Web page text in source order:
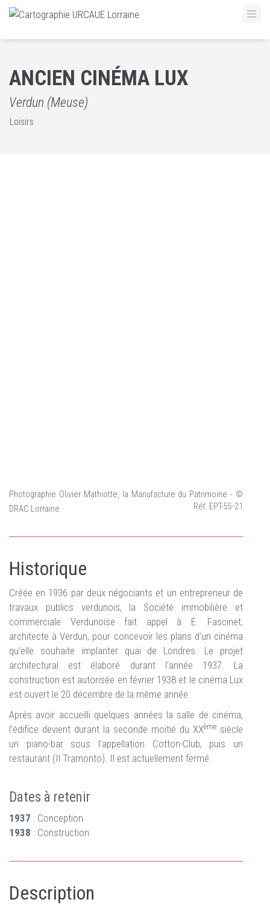
ANCIEN CINÉMA LUX
Verdun (Meuse)
Loisirs
Photographie Olivier Mathiotte, la Manufacture du Patrimoine - ©
DRAC Lorraine
Réf. EPT-55-21
Historique
Créée en 1936 par deux négociants et un entrepreneur de
travaux publics verdunois, la Société immobilière et
commerciale Verdunoise fait appel à E. Fascinet,
architecte à Verdun, pour concevoir les plans d’un cinéma
qu’elle souhaite implanter quai de Londres. Le projet
architectural est élaboré durant l’année 1937. La
construction est autorisée en février 1938 et le cinéma Lux
est ouvert le 20 décembre de la même année.
Après avoir accueilli quelques années la salle de cinéma,
l’édifice devient durant la seconde moitié du XXème siècle
un piano-bar sous l’appellation Cotton-Club, puis un
restaurant (Il Tramonto). Il est actuellement fermé.
Dates à retenir
1937 : Conception
1938 : Construction
Description